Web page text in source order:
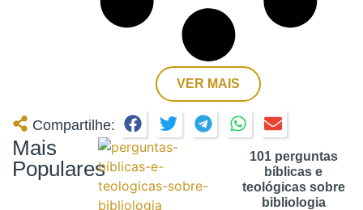
VER MAIS
Compartilhe:
Mais
Populares
101 perguntas
bíblicas e
teológicas sobre
bibliologia